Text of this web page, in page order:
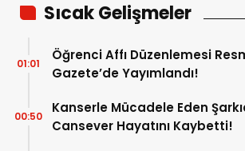
Sıcak Gelişmeler
Öğrenci Affı Düzenlemesi
Gazete’de Yayımlandı!
01:01
Kanserle Mücadele Eden
Cansever Hayatını Kaybetti!
00:50